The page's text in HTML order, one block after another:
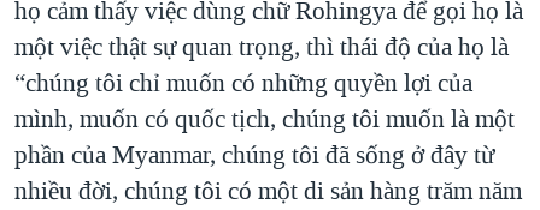
họ cảm thấy việc dùng chữ Rohingya để gọi họ là
một việc thật sự quan trọng, thì thái độ của họ là
“chúng tôi chỉ muốn có những quyền lợi của
mình, muốn có quốc tịch, chúng tôi muốn là một
phần của Myanmar, chúng tôi đã sống ở đây từ
nhiều đời, chúng tôi có một di sản hàng trăm năm